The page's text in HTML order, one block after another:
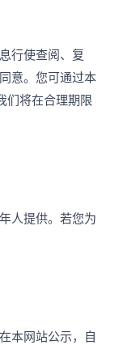
行使查阅、复
意。您可通过本
们将在合理期限
人提供。若您为
本网站公示，自